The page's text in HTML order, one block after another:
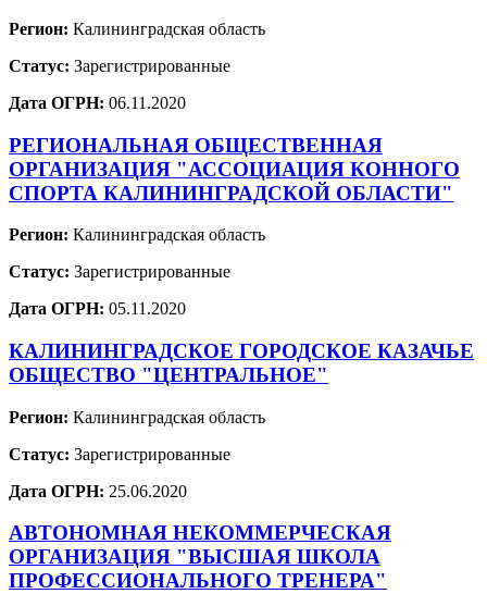
Регион: Калининградская область
Статус: Зарегистрированные
Дата ОГРН: 06.11.2020
РЕГИОНАЛЬНАЯ ОБЩЕСТВЕННАЯ
ОРГАНИЗАЦИЯ "АССОЦИАЦИЯ КОННОГО
СПОРТА КАЛИНИНГРАДСКОЙ ОБЛАСТИ"
Регион: Калининградская область
Статус: Зарегистрированные
Дата ОГРН: 05.11.2020
КАЛИНИНГРАДСКОЕ ГОРОДСКОЕ КАЗАЧЬЕ
ОБЩЕСТВО "ЦЕНТРАЛЬНОЕ"
Регион: Калининградская область
Статус: Зарегистрированные
Дата ОГРН: 25.06.2020
АВТОНОМНАЯ НЕКОММЕРЧЕСКАЯ
ОРГАНИЗАЦИЯ "ВЫСШАЯ ШКОЛА
ПРОФЕССИОНАЛЬНОГО ТРЕНЕРА"